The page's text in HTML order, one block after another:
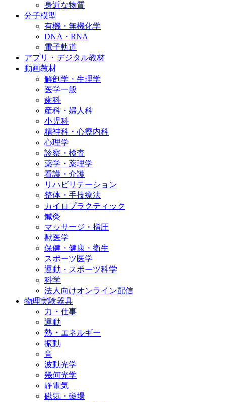
身近な物質
分子模型
有機・無機化学
DNA・RNA
電子軌道
アプリ・デジタル教材
動画教材
解剖学・生理学
医学一般
歯科
産科・婦人科
小児科
精神科・心療内科
心理学
診察・検査
薬学・薬理学
看護・介護
リハビリテーション
整体・手技療法
カイロプラクティック
鍼灸
マッサージ・指圧
獣医学
保健・健康・衛生
スポーツ医学
運動・スポーツ科学
科学
法人向けオンライン配信
物理実験器具
力・仕事
運動
熱・エネルギー
振動
音
波動光学
幾何光学
静電気
磁気・磁場